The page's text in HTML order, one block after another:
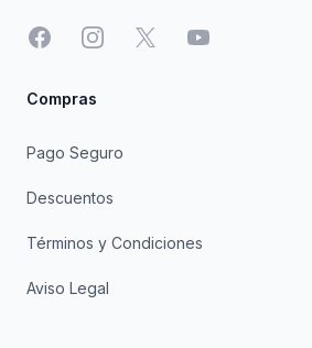
FacebookInstagram
X YouTube
Compras
Pago Seguro
Descuentos
Términos y Condiciones
Aviso Legal